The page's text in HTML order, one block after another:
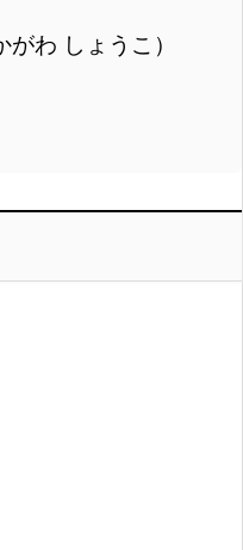
わ しょうこ）